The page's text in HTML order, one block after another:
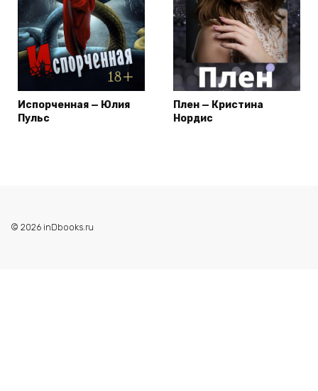
Испорченная — Юлия
Пульс
Плен — Кристина
Нордис
© 2026 inDbooks.ru